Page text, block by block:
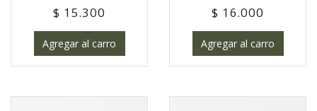
$ 15.300
Agregar al carro
$ 16.000
Agregar al carro